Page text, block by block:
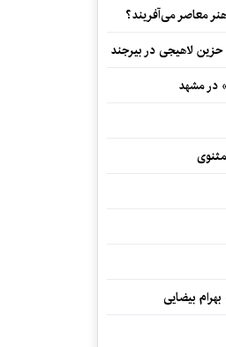
معاصر می‌آفریند؟
لاهیجی در بیرجند
در مشهد
بیضایی